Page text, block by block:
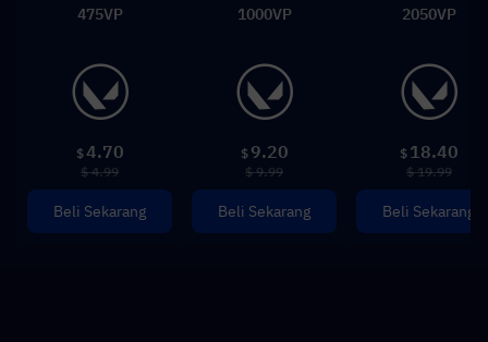
475VP
$4.70
$ 4.99
Beli Sekarang
1000VP
$ 9.20
$ 9.99
Beli Sekarang
2050VP
$ 18.40
$ 19.99
Beli Sekarang